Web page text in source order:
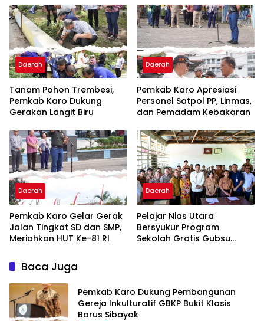
Daerah
Tanam Pohon Trembesi,
Pemkab Karo Dukung
Gerakan Langit Biru
Daerah
Pemkab Karo Apresiasi
Personel Satpol PP, Linmas,
dan Pemadam Kebakaran
Daerah
Pemkab Karo Gelar Gerak
Jalan Tingkat SD dan SMP,
Meriahkan HUT Ke-81 RI
Daerah
Pelajar Nias Utara
Bersyukur Program
Sekolah Gratis Gubsu
Baca Juga
Pemkab Karo Dukung Pembangunan
Gereja Inkulturatif GBKP Bukit Klasis
Barus Sibayak